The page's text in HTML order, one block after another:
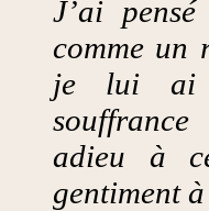
J’ai
comme un
je lui ai
adieu à
gentiment